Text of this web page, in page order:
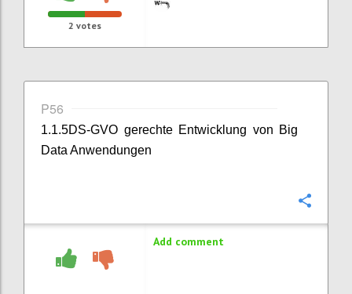
2 votes
P56
1.1.5DS-GVO gerechte Entwicklung von Big
Data Anwendungen
Add comment